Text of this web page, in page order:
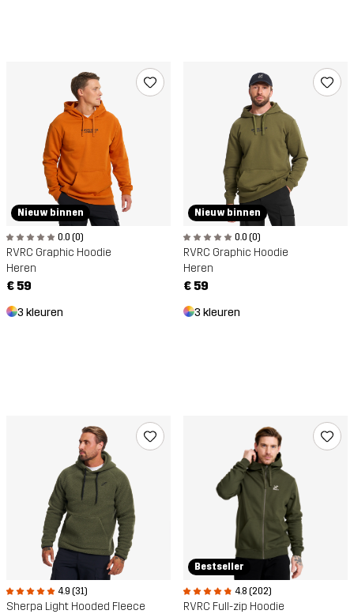
Nieuw binnen
0.0 (0)
RVRC Graphic Hoodie
Heren
€ 59
3 kleuren
Nieuw binnen
0.0 (0)
RVRC Graphic Hoodie
Heren
€ 59
3 kleuren
4.9 (31)
Sherpa Light Hooded Fleece
Bestseller
4.8 (202)
RVRC Full-zip Hoodie